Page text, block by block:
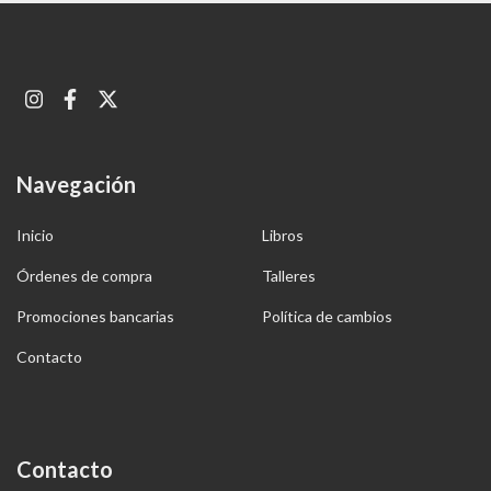
Navegación
Inicio Libros
Órdenes de compra Talleres
Promociones bancarias Política de cambios
Contacto
Contacto